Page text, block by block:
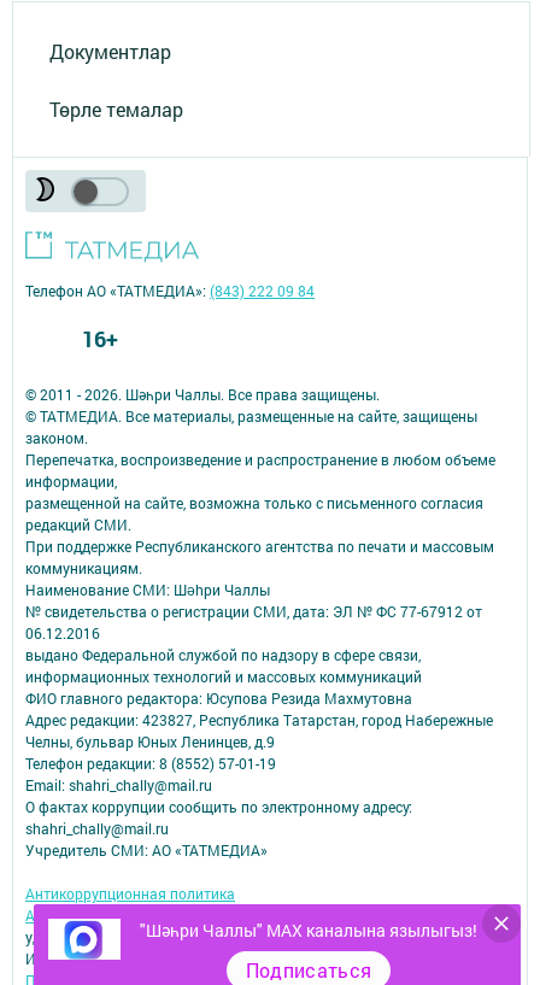
Документлар
Төрле темалар
"Шәһри Чаллы" MAX каналына язылыгыз!
Подписаться
© 2011 - 2026. Шәһри Чаллы. Все права защищены.
© ТАТМЕДИА. Все материалы, размещенные на сайте, защищены
законом.
Перепечатка, воспроизведение и распространение в любом объеме
информации,
размещенной на сайте, возможна только с письменного согласия
редакций СМИ.
При поддержке Республиканского агентства по печати и массовым
коммуникациям.
Наименование СМИ: Шəhри Чаллы
№ свидетельства о регистрации СМИ, дата: ЭЛ № ФС 77-67912 от
06.12.2016
выдано Федеральной службой по надзору в сфере связи,
информационных технологий и массовых коммуникаций
ФИО главного редактора: Юсупова Резида Махмутовна
Адрес редакции: 423827, Республика Татарстан, город Набережные
Челны, бульвар Юных Ленинцев, д.9
Телефон редакции: 8 (8552) 57-01-19
Email: shahri_chally@mail.ru
О фактах коррупции сообщить по электронному адресу:
shahri_chally@mail.ru
Учредитель СМИ: АО «ТАТМЕДИА»
Антикоррупционная политика
АО «ТАТМЕДИА» использует «cookie»
для персонализации сервисов и
удобства пользователей сайтом.
Использование «cookie» можно отменить в настройках браузера.
Политика конфиденциальности
Телефон АО «ТАТМЕДИА»:(843) 222 09 84
16+